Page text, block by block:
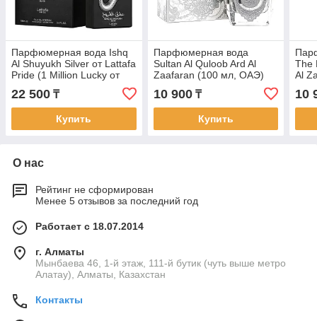
Парфюмерная вода Ishq
Al Shuyukh Silver от Lattafa
Pride (1 Million Lucky от
22 500 ₸
Купить
Парфюмерная вода
Sultan Al Quloob Ard Al
Zaafaran (100 мл, ОАЭ)
10 900₸
Купить
The
Al
10
О нас
Рейтинг не сформирован
Менее 5 отзывов за последний год
Работает с 18.07.2014
г. Алматы
Мынбаева 46, 1-й этаж, 111-й бутик (чуть выше метро
Алатау), Алматы, Казахстан
Контакты